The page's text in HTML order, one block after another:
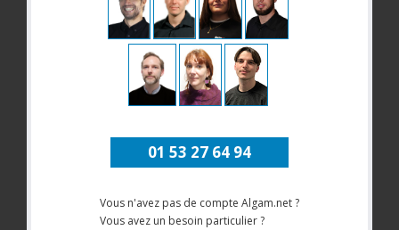
01 53 27 64 94
Vous n'avez pas de compte Algam.net ?
Vous avez un besoin particulier ?